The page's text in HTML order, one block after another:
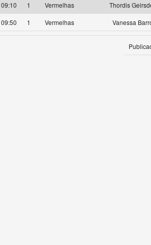
09:10
1 Vermelhas
Thordis
09:50
1 Vermelhas Vanessa